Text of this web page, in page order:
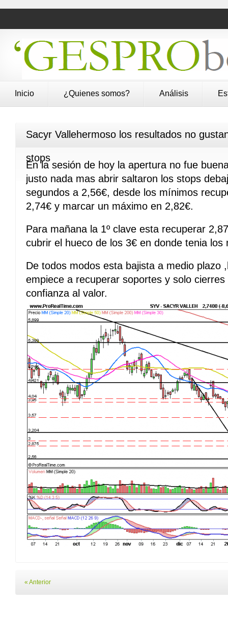
Inicio ¿Quienes somos? Análisis
Sacyr Vallehermoso los resultados no
stops
En la sesión de hoy la apertura no fue
justo nada mas abrir saltaron los stops
segundos a 2,56€, desde los mínimos
2,74€ y marcar un máximo en 2,82€.
Para mañana la 1º clave esta recuperar
cubrir el hueco de los 3€ en donde tenia
De todos modos esta bajista a medio plazo
empiece a recuperar soportes y solo
confianza al valor.
« Anterior